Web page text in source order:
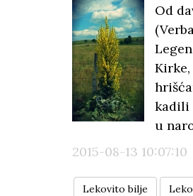
Od
kadili
u
2015-08-13 10:07:10
Lekovito bilje